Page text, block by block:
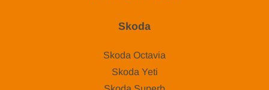
Skoda
Skoda Octavia
Skoda Yeti